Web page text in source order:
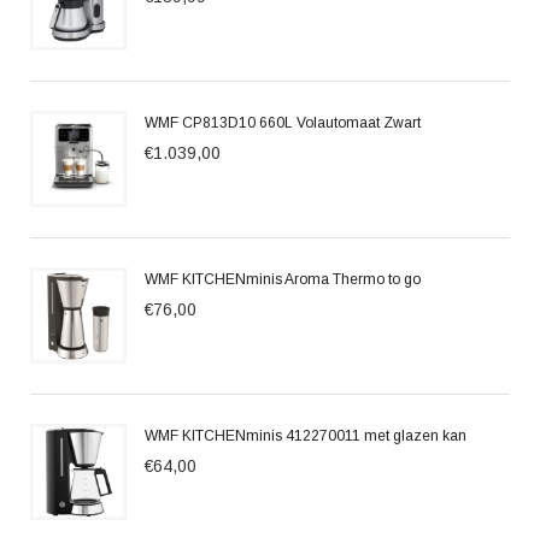
WMF CP813D10 660L Volautomaat Zwart
€1.039,00
WMF KITCHENminis Aroma Thermo to go
€76,00
WMF KITCHENminis 412270011 met glazen kan
€64,00